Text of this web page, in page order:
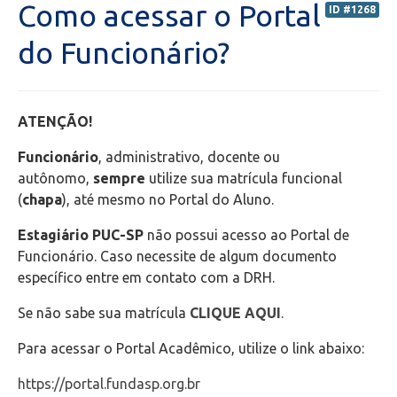
Portal do Aluno
Transporte Escolar
Secretaria de Administração Escolar - SAE
Financeiro
ID #1268
Como acessar o Portal
do Funcionário?
ATENÇÃO!
Funcionário, administrativo, docente ou
autônomo, sempre utilize sua matrícula funcional
(chapa), até mesmo no Portal do Aluno.
Estagiário PUC-SP não possui acesso ao Portal de
Funcionário. Caso necessite de algum documento
específico entre em contato com a DRH.
Se não sabe sua matrícula CLIQUE AQUI.
Para acessar o Portal Acadêmico, utilize o link abaixo:
https://portal.fundasp.org.br